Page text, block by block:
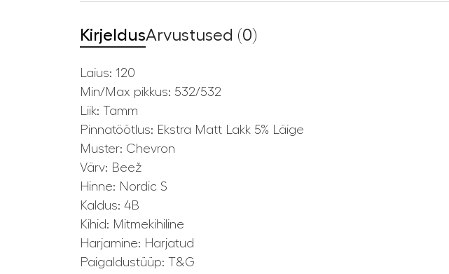
KirjeldusArvustused (0)
Laius: 120
Min/Max pikkus: 532/532
Liik: Tamm
Pinnatöötlus: Ekstra Matt Lakk 5% Läige
Muster: Chevron
Värv: Beež
Hinne: Nordic S
Kaldus: 4B
Kihid: Mitmekihiline
Harjamine: Harjatud
Paigaldustüüp: T&G